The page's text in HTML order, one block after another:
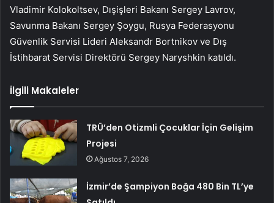
Vladimir Kolokoltsev, Dışişleri Bakanı Sergey Lavrov,
Savunma Bakanı Sergey Şoygu, Rusya Federasyonu
Güvenlik Servisi Lideri Aleksandr Bortnikov ve Dış
İstihbarat Servisi Direktörü Sergey Naryshkin katıldı.
İlgili Makaleler
TRÜ’den Otizmli Çocuklar İçin Gelişim
Projesi
Ağustos 7, 2026
İzmir’de Şampiyon Boğa 480 Bin TL’ye